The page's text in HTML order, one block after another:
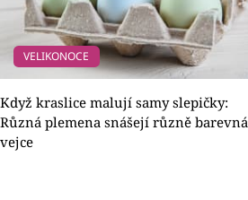
VELIKONOCE
Když kraslice malují samy slepičky:
Různá plemena snášejí různě barevná
vejce